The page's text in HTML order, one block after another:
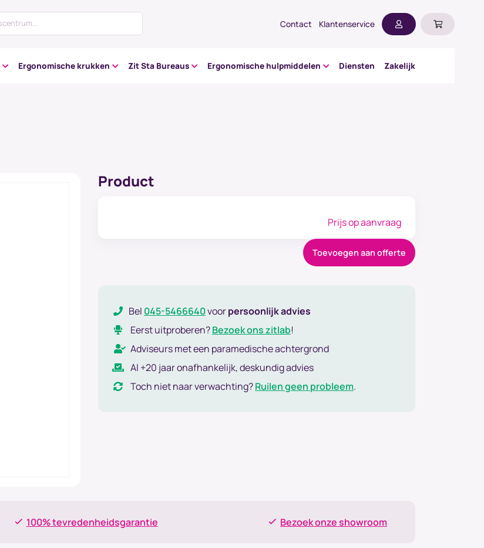
Contact Klantenservice
Ergonomische krukken Zit Sta Bureaus Ergonomische hulpmiddelen Diensten Zakelijk
Product
Prijs op aanvraag
Toevoegen aan offerte
Bel 045-5466640voorpersoonlijk advies
Eerst uitproberen?Bezoek ons zitlab!
Adviseurs met een paramedische achtergrond
Al +20 jaar onafhankelijk, deskundig advies
Toch niet naar verwachting?Ruilen geen probleem.
100% tevredenheidsgarantie Bezoek onze showroom